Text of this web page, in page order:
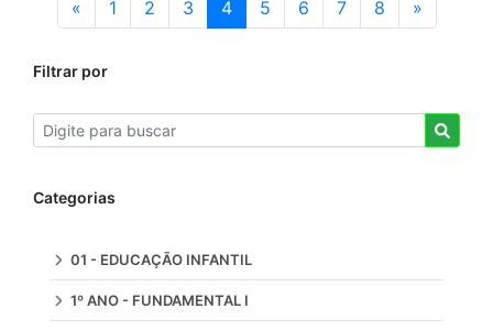
« 1 2 3 4 5 6 7 8 »
Filtrar por
Categorias
01 - EDUCAÇÃO INFANTIL
1º ANO - FUNDAMENTAL I